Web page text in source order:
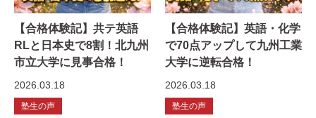
【合格体験記】共テ英語
RLと日本史で8割！北九州
市立大学に見事合格！
2026.03.18
塾生の声
【合格体験記】英語・化学
で70点アップして九州工業
大学に逆転合格！
2026.03.18
塾生の声